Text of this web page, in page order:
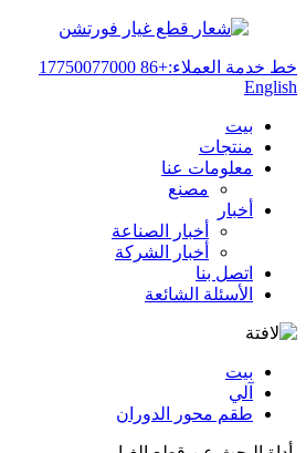
قطع غيار فورتشن
خط خدمة العملاء:+86 17750077000
English
بيت
منتجات
معلومات عنا
مصنع
أخبار
أخبار الصناعة
أخبار الشركة
اتصل بنا
الأسئلة الشائعة
بيت
آلي
طقم محور الدوران